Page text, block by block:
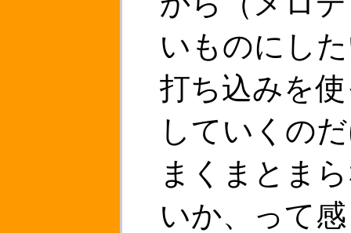
いものにし
打ち込みを
していくの
まくまとま
いか、って